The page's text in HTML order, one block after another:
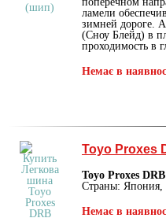
ламели
зимней дороге.
(Сноу Блейд) в
проходимость в
Немає в
Toyo Proxes
Toyo Proxes DRB
Страны: Япония,
Немає в